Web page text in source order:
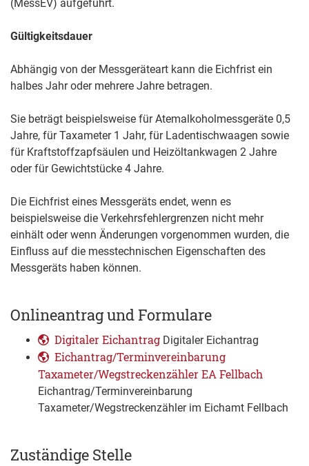
(MessEV) aufgeführt.
Gültigkeitsdauer
Abhängig von der Messgeräteart kann die Eichfrist ein
halbes Jahr oder mehrere Jahre betragen.
Sie beträgt beispielsweise für Atemalkoholmessgeräte 0,5
Jahre, für Taxameter 1 Jahr, für Ladentischwaagen sowie
für Kraftstoffzapfsäulen und Heizöltankwagen 2 Jahre
oder für Gewichtstücke 4 Jahre.
Die Eichfrist eines Messgeräts endet, wenn es
beispielsweise die Verkehrsfehlergrenzen nicht mehr
einhält oder wenn Änderungen vorgenommen wurden, die
Einfluss auf die messtechnischen Eigenschaften des
Messgeräts haben können.
Onlineantrag und Formulare
Digitaler Eichantrag Digitaler Eichantrag
Eichantrag/Terminvereinbarung
Taxameter/Wegstreckenzähler EA Fellbach
Eichantrag/Terminvereinbarung
Taxameter/Wegstreckenzähler im Eichamt Fellbach
Zuständige Stelle